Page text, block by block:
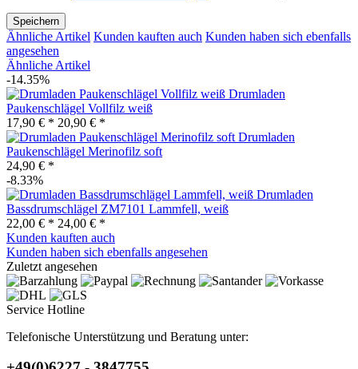
Speichern
Ähnliche Artikel Kunden kauften auch Kunden haben sich ebenfalls
angesehen
Ähnliche Artikel
-14.35%
Drumladen
Paukenschlägel Vollfilz weiß
17,90 € * 20,90 € *
Drumladen
Paukenschlägel Merinofilz soft
24,90 € *
-8.33%
Drumladen
Bassdrumschlägel ZM7101 Lammfell, weiß
22,00 € * 24,00 € *
Kunden kauften auch
Kunden haben sich ebenfalls angesehen
Zuletzt angesehen
Service Hotline
Telefonische Unterstützung und Beratung unter: